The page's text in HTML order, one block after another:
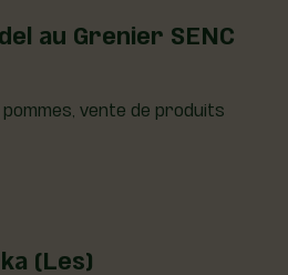
au Grenier SENC
vente de produits
(Les)